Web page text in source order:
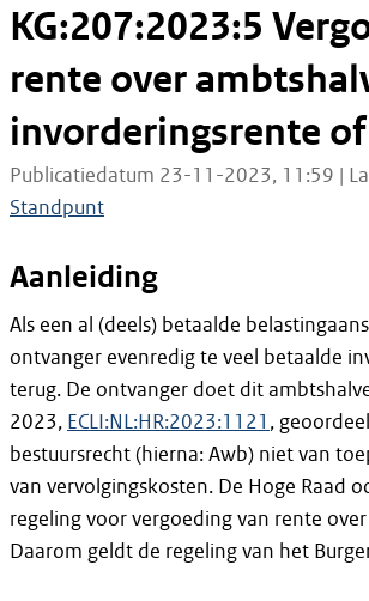
KG:207:2023:5
rente over
invorderingsrente
Publicatiedatum 23-11-2023, 11:59 |
Standpunt
Aanleiding
Als een al (deels) betaalde
ontvanger evenredig te veel betaalde
terug. De ontvanger doet dit
2023, ECLI:NL:HR:2023:1121 ,
bestuursrecht (hierna: Awb) niet van
van vervolgingskosten. De Hoge Raad
regeling voor vergoeding van rente
Daarom geldt de regeling van het